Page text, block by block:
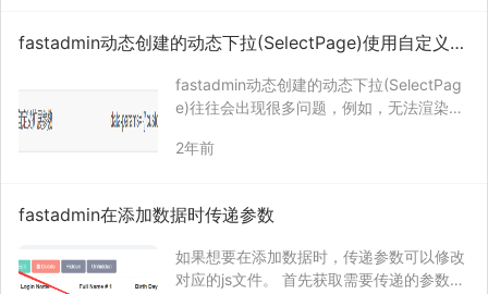
fastadmin动态创建的动态下拉(SelectPage)使用自定义扩
fastadmin动态创建的动态下拉(SelectPag
e)往往会出现很多问题，例如，无法渲染下
题了，怎么使用自定义扩展参数了？ 如果是
2年前
fastadmin在添加数据时传递参数
如果想要在添加数据时，传递参数可以修改
对应的js文件。 首先获取需要传递的参数